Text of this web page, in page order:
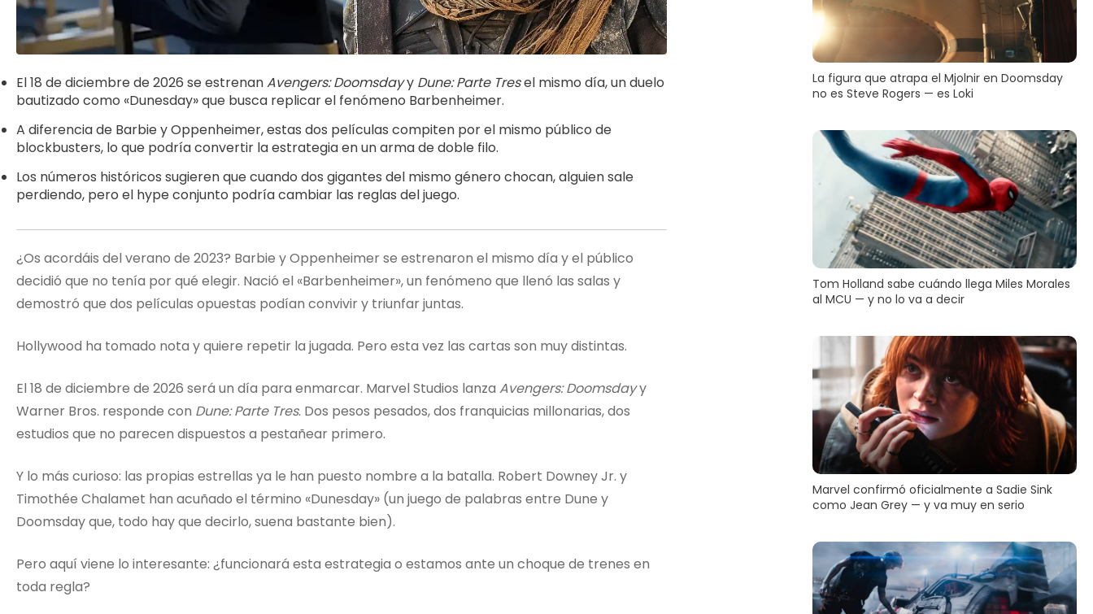
El 18 de diciembre de 2026 se estrenanAvengers: Doomsdayy Dune: Parte Tresel mismo día, un duelo
bautizado como «Dunesday» que busca replicar el fenómeno Barbenheimer.
A diferencia de Barbie y Oppenheimer, estas dos películas compiten por el mismo público de
blockbusters, lo que podría convertir la estrategia en un arma de doble filo.
Los números históricos sugieren que cuando dos gigantes del mismo género chocan, alguien sale
perdiendo, pero el hype conjunto podría cambiar las reglas del juego.
¿Os acordáis del verano de 2023? Barbie y Oppenheimer se estrenaron el mismo día y el público
decidió que no tenía por qué elegir. Nació el «Barbenheimer», un fenómeno que llenó las salas y
demostró que dos películas opuestas podían convivir y triunfar juntas.
Hollywood ha tomado nota y quiere repetir la jugada. Pero esta vez las cartas son muy distintas.
El 18 de diciembre de 2026 será un día para enmarcar. Marvel Studios lanza Avengers: Doomsdayy
Warner Bros. responde con Dune: Parte Tres. Dos pesos pesados, dos franquicias millonarias, dos
estudios que no parecen dispuestos a pestañear primero.
Y lo más curioso: las propias estrellas ya le han puesto nombre a la batalla. Robert Downey Jr. y
Timothée Chalamet han acuñado el término «Dunesday» (un juego de palabras entre Dune y
Doomsday que, todo hay que decirlo, suena bastante bien).
Pero aquí viene lo interesante: ¿funcionará esta estrategia o estamos ante un choque de trenes en
toda regla?
La figura que atrapa el Mjolnir en Doomsday
no es Steve Rogers — es Loki
Tom Holland sabe cuándo llega Miles Morales
al MCU — y no lo va a decir
Marvel confirmó oficialmente a Sadie Sink
como Jean Grey — y va muy en serio